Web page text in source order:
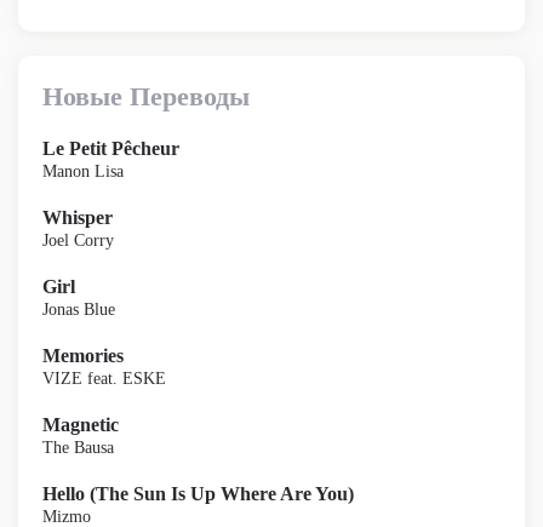
Новые Переводы
Le Petit Pêcheur
Manon Lisa
Whisper
Joel Corry
Girl
Jonas Blue
Memories
VIZE feat. ESKE
Magnetic
The Bausa
Hello (The Sun Is Up Where Are You)
Mizmo